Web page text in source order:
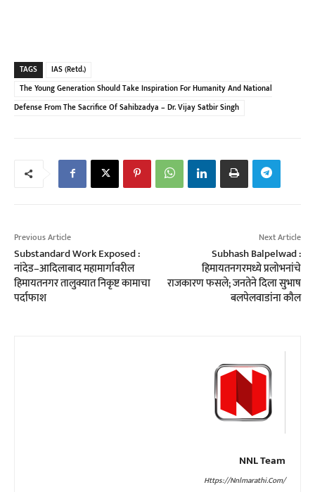
TAGS
IAS (Retd.)
The Young Generation Should Take Inspiration For Humanity And National
Defense From The Sacrifice Of Sahibzadya – Dr. Vijay Satbir Singh
Previous Article
Substandard Work Exposed :
नांदेड–आदिलाबाद महामार्गावरील
हिमायतनगर तालुक्यात निकृष्ट कामाचा
पर्दाफाश
Next Article
Subhash Balpelwad :
हिमायतनगरमध्ये प्रलोभनांचे
राजकारण फसले; जनतेने दिला सुभाष
बलपेलवाडांना कौल
NNL Team
Https://nnlmarathi.com/